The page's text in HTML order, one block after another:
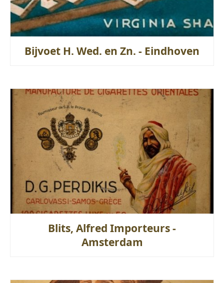
Bijvoet H. Wed. en Zn. - Eindhoven
Blits, Alfred Importeurs -
Amsterdam